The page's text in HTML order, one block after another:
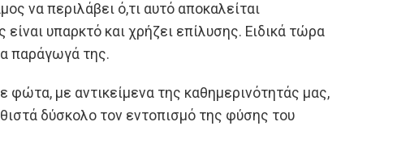
να περιλάβει ό,τι αυτό αποκαλείται
υπαρκτό και χρήζει επίλυσης. Ειδικά τώρα
παράγωγά της.
φώτα, με αντικείμενα της καθημερινότητάς μας,
δύσκολο τον εντοπισμό της φύσης του